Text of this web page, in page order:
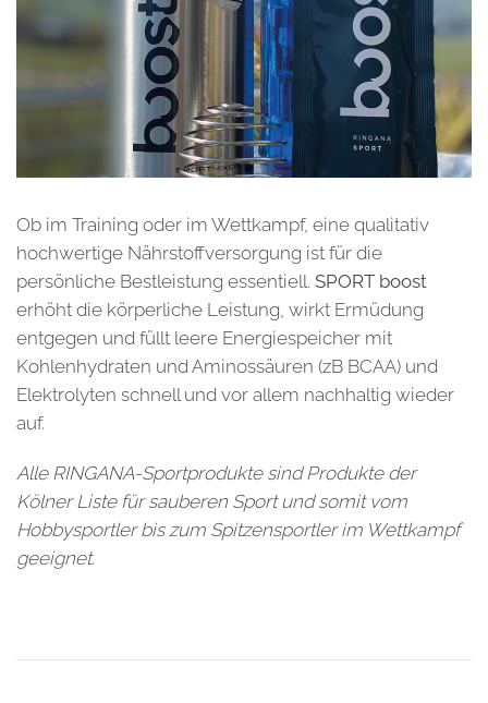
Ob im Training oder im Wettkampf, eine qualitativ
hochwertige Nährstoffversorgung ist für die
persönliche Bestleistung essentiell. SPORT boost
erhöht die körperliche Leistung, wirkt Ermüdung
entgegen und füllt leere Energiespeicher mit
Kohlenhydraten und Aminossäuren (zB BCAA) und
Elektrolyten schnell und vor allem nachhaltig wieder
auf.
Alle RINGANA-Sportprodukte sind Produkte der
Kölner Liste für sauberen Sport und somit vom
Hobbysportler bis zum Spitzensportler im Wettkampf
geeignet.